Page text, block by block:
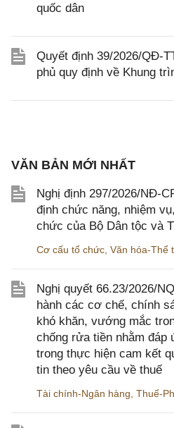
quốc dân
Quyết định 39/2026/QĐ-
phủ quy định về Khung
VĂN BẢN MỚI NHẤT
Nghị định 297/2026/NĐ-
định chức năng, nhiệm
chức của Bộ Dân tộc và
Cơ cấu tổ chức Văn hóa-Thể
Nghị quyết 66.23/2026/
hành các cơ chế, chính
khó khăn, vướng mắc
chống rửa tiền nhằm đáp
trong thực hiện cam kết
tin theo yêu cầu về thuế
Tài chính-Ngân hàng Thuế-